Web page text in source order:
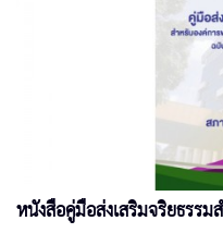
หนังสือคู่มือส่งเสริมจริยธรร